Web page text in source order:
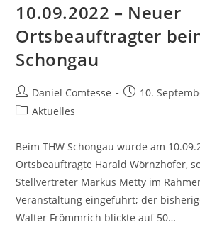
10.09.2022 – Neuer
Ortsbeauftragter
Schongau
Beitrags-
Autor:
Daniel Comtesse
Beitrag
10.
Beitrags-
Aktuelles
Beim THW Schongau wurde am
Ortsbeauftragte Harald Wörnzhofer,
Stellvertreter Markus Metty im
Veranstaltung eingeführt; der
Walter Frömmrich blickte auf 50…